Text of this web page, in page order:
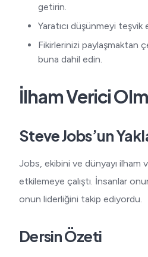
getirin.
Yaratıcı düşünmeyi teşvik
Fikirlerinizi paylaşmaktan
buna dahil edin.
İlham Verici
Steve Jobs’un
Jobs, ekibini ve dünyayı ilham
etkilemeye çalıştı. İnsanlar
onun liderliğini takip ediyordu.
Dersin Özeti